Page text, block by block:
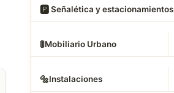
🅿️ Señalética y estacionamientos
🚦Mobiliario Urbano
🔩Instalaciones